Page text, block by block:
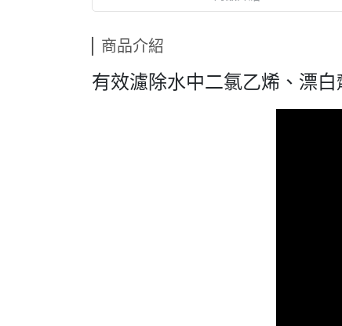
商品介紹
有效濾除水中二氯乙烯、漂